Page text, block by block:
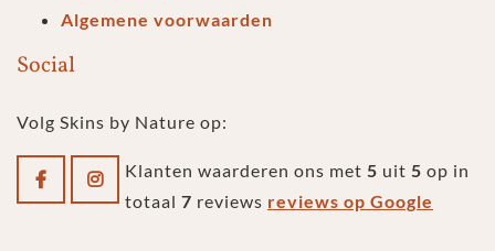
Algemene voorwaarden
Social
Volg Skins by Nature op:
Klanten waarderen ons met 5 uit 5 op in
totaal 7 reviews reviews op Google